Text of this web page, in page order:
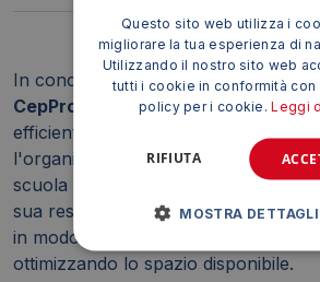
In conclusione, laVaschetta
CepPro Happy impilabileè una
efficiente ed esteticamente gradevole
l'organizzazione della
scuola o in casa. Grazie alla sua
sua resistenza e alla sua impilabilità,
in modo ottimale i documenti,
ottimizzando lo spazio disponibile.
Questo sito web utilizza i
migliorare la tua esperienza di
Utilizzando il nostro sito web
tutti i cookie in conformità con
policy per i cookie.Leggi
RIFIUTA
MOSTRA DETTAGLI